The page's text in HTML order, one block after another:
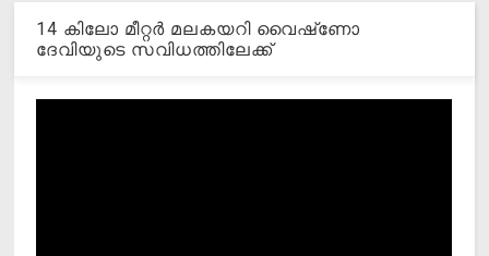
14 കിലോ മീറ്റര്‍ മലകയറി വൈഷ്‌ണോ
ദേവിയുടെ സവിധത്തിലേക്ക്